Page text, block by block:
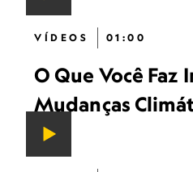
VÍDEOS 01:00
O Que Você Faz
Mudanças